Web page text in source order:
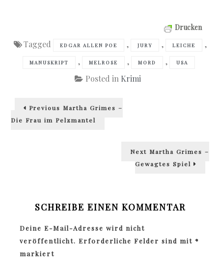
Drucken
Tagged EDGAR ALLEN POE , JURY , LEICHE ,
MANUSKRIPT , MELROSE , MORD , USA
Posted in Krimi
Beitragsnavigation
Previous Previous
Martha Grimes –
Die Frau im Pelzmantel
Next Next
Martha Grimes –
Gewagtes Spiel
SCHREIBE EINEN KOMMENTAR
Deine E-Mail-Adresse wird nicht
veröffentlicht. Erforderliche Felder sind mit *
markiert